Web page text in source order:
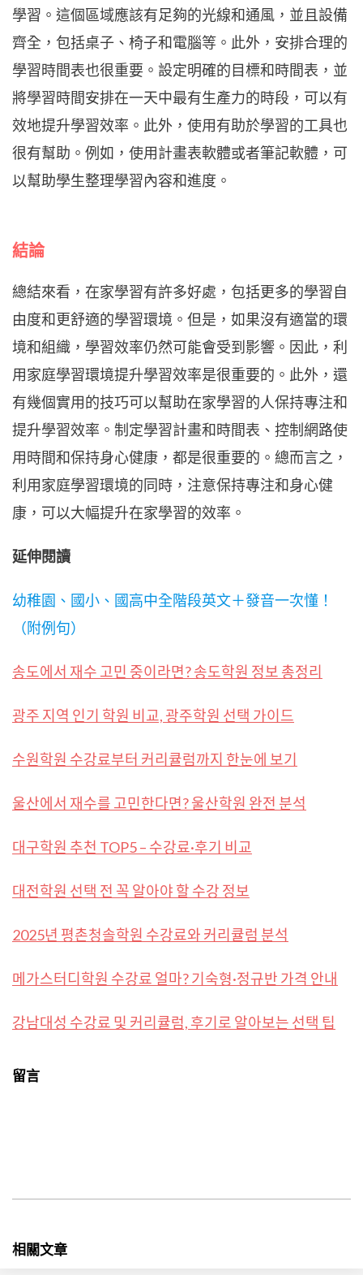
學習。這個區域應該有足夠的光線和通風，並且設備
齊全，包括桌子、椅子和電腦等。此外，安排合理的
學習時間表也很重要。設定明確的目標和時間表，並
將學習時間安排在一天中最有生產力的時段，可以有
效地提升學習效率。此外，使用有助於學習的工具也
很有幫助。例如，使用計畫表軟體或者筆記軟體，可
以幫助學生整理學習內容和進度。
結論
總結來看，在家學習有許多好處，包括更多的學習自
由度和更舒適的學習環境。但是，如果沒有適當的環
境和組織，學習效率仍然可能會受到影響。因此，利
用家庭學習環境提升學習效率是很重要的。此外，還
有幾個實用的技巧可以幫助在家學習的人保持專注和
提升學習效率。制定學習計畫和時間表、控制網路使
用時間和保持身心健康，都是很重要的。總而言之，
利用家庭學習環境的同時，注意保持專注和身心健
康，可以大幅提升在家學習的效率。
延伸閱讀
幼稚園、國小、國高中全階段英文＋發音一次懂！
（附例句）
송도에서 재수 고민 중이라면? 송도학원 정보 총정리
광주 지역 인기 학원 비교, 광주학원 선택 가이드
수원학원 수강료부터 커리큘럼까지 한눈에 보기
울산에서 재수를 고민한다면? 울산학원 완전 분석
대구학원 추천 TOP5 – 수강료·후기 비교
대전학원 선택 전 꼭 알아야 할 수강 정보
2025년 평촌청솔학원 수강료와 커리큘럼 분석
메가스터디학원 수강료 얼마? 기숙형·정규반 가격 안내
강남대성 수강료 및 커리큘럼, 후기로 알아보는 선택 팁
留言
相關文章